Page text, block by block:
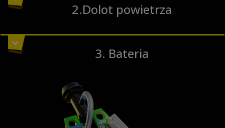
2.Dolot powietrza
3. Bateria